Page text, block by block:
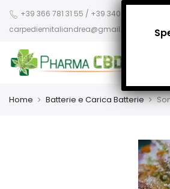
+39 366 781 31 55 / +39 340 942 8400
carpediemitaliandrea@gmail.com
Home Batterie e Carica Batterie